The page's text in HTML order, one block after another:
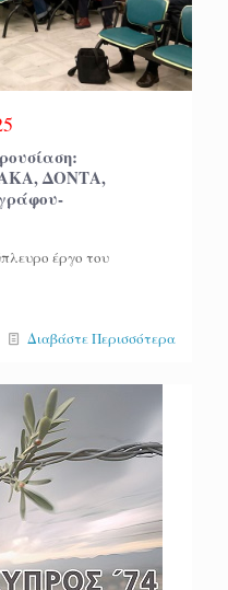
ΔΟΝΤΑ,
έργο του
Διαβάστε Περισσότερα